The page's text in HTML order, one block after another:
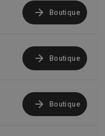
Boutique
Boutique
Boutique